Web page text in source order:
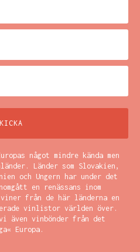
något mindre kända men
Länder som Slovakien,
och Ungern har under det
en renässans inom
från de här länderna en
vinlistor världen över.
även vinbönder från det
Europa.